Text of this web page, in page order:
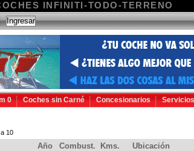
INFINITI-TODO-TERRENO
0 Coches sin Carné Concesionarios Servicios
10
Año Combust. Kms. Ubicación